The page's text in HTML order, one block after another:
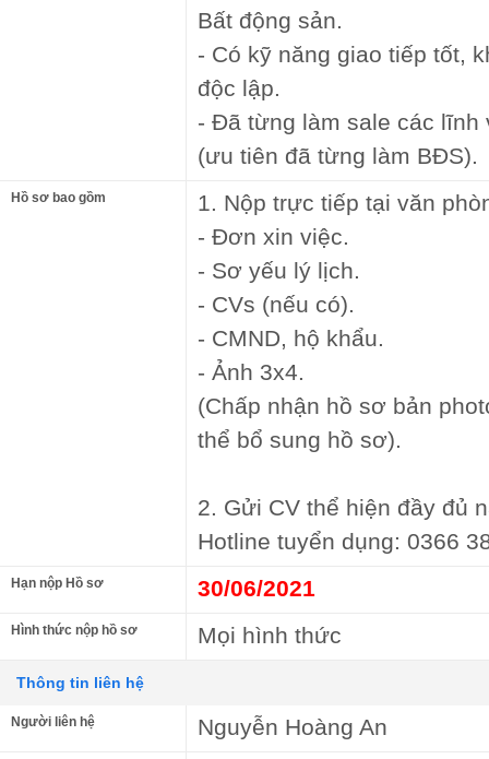
Bất động sản.
- Có kỹ năng giao tiếp tốt,
độc lập.
- Đã từng làm sale các
(ưu tiên đã từng làm BĐS).
Hồ sơ bao gồm
1. Nộp trực tiếp tại văn
- Đơn xin việc.
- Sơ yếu lý lịch.
- CVs (nếu có).
- CMND, hộ khẩu.
- Ảnh 3x4.
(Chấp nhận hồ sơ bản
thể bổ sung hồ sơ).
2. Gửi CV thể hiện đầy đủ
Hotline tuyển dụng: 0366
Hạn nộp Hồ sơ 30/06/2021
Hình thức nộp hồ sơ Mọi hình thức
Thông tin liên hệ
Người liên hệ Nguyễn Hoàng An